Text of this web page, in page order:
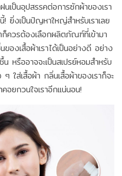
เป็นอุปสรรคต่อการซักผ้าของเรา
ยิ่งเป็นปัญหาใหญ่สำหรับเราเลย
ก็ควรต้องเลือกผลิตภัณฑ์ที่เข้ามา
องเสื้อผ้าเราได้เป็นอย่างดี อย่าง
หรืออาจจะเป็นสเปรย์หอมสำหรับ
ใส่เสื้อผ้า กลิ่นเสื้อผ้าของเราก็จะ
ยกวนใจเราอีกแน่นอน!